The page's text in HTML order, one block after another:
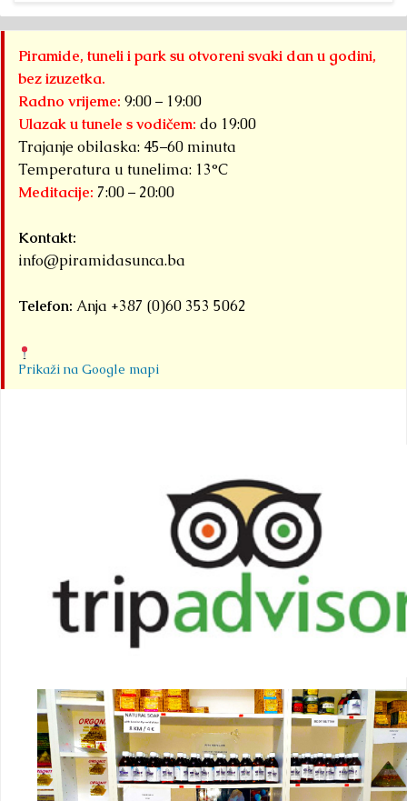
Piramide, tuneli i park su otvoreni svaki dan u godini,
bez izuzetka.
Radno vrijeme: 9:00 – 19:00
Ulazak u tunele s vodičem: do 19:00
Trajanje obilaska: 45–60 minuta
Temperatura u tunelima: 13°C
Meditacije: 7:00 – 20:00
Kontakt:
info@piramidasunca.ba
Telefon: Anja +387 (0)60 353 5062
Prikaži na Google mapi